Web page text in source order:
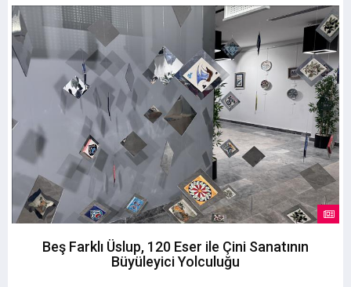
Beş Farklı Üslup, 120 Eser ile Çini Sanatının
Büyüleyici Yolculuğu